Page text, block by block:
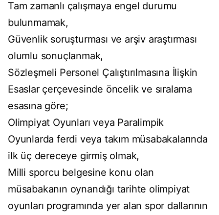
Tam zamanlı çalışmaya engel durumu
bulunmamak,
Güvenlik soruşturması ve arşiv araştırması
olumlu sonuçlanmak,
Sözleşmeli Personel Çalıştırılmasına İlişkin
Esaslar çerçevesinde öncelik ve sıralama
esasına göre;
Olimpiyat Oyunları veya Paralimpik
Oyunlarda ferdi veya takım müsabakalarında
ilk üç dereceye girmiş olmak,
Milli sporcu belgesine konu olan
müsabakanın oynandığı tarihte olimpiyat
oyunları programında yer alan spor dallarının